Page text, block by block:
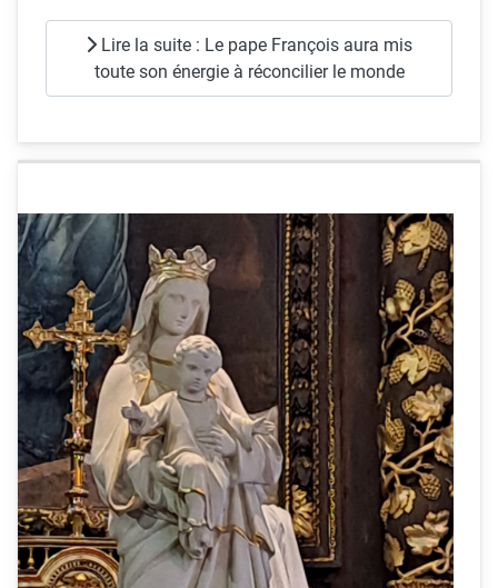
Lire la suite : Le pape François aura mis
toute son énergie à réconcilier le monde